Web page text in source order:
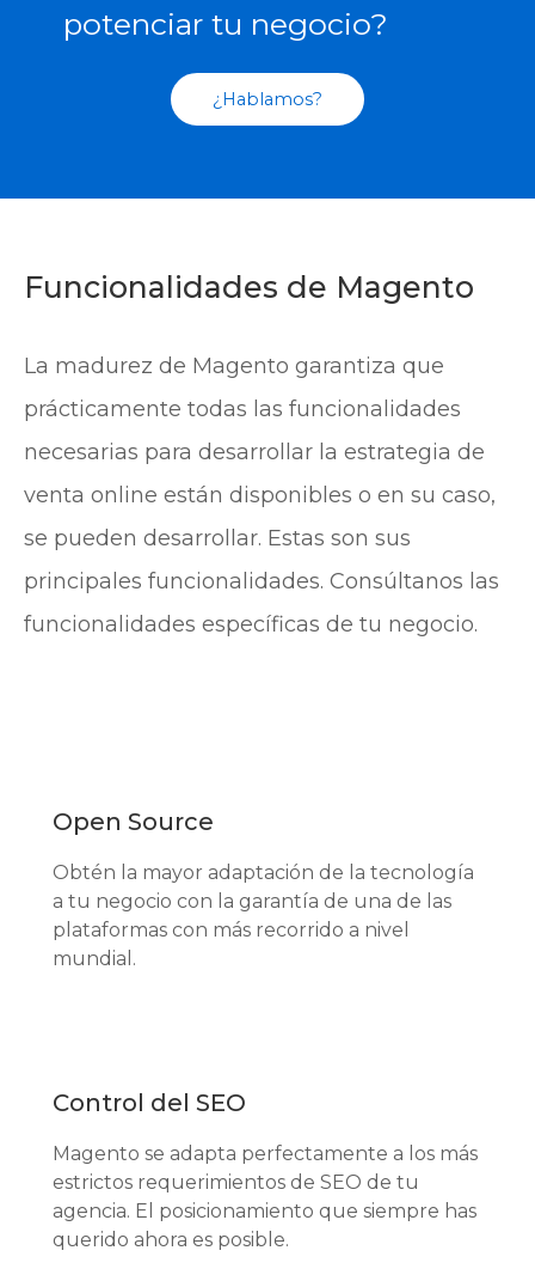
potenciar tu negocio?
¿Hablamos?
Funcionalidades de Magento
La madurez de Magento garantiza que
prácticamente todas las funcionalidades
necesarias para desarrollar la estrategia de
venta online están disponibles o en su caso,
se pueden desarrollar. Estas son sus
principales funcionalidades. Consúltanos las
funcionalidades específicas de tu negocio.
Open Source
Obtén la mayor adaptación de la tecnología
a tu negocio con la garantía de una de las
plataformas con más recorrido a nivel
mundial.
Control del SEO
Magento se adapta perfectamente a los más
estrictos requerimientos de SEO de tu
agencia. El posicionamiento que siempre has
querido ahora es posible.